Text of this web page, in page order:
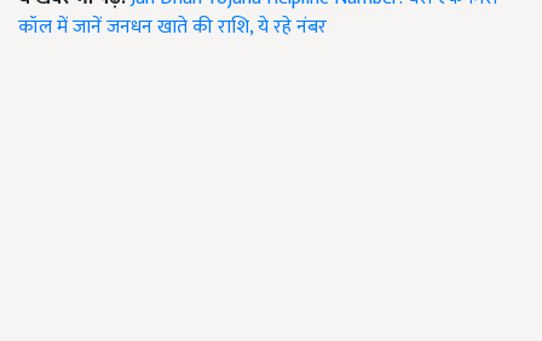
कॉल में जानें जनधन खाते की राशि, ये रहे नंबर